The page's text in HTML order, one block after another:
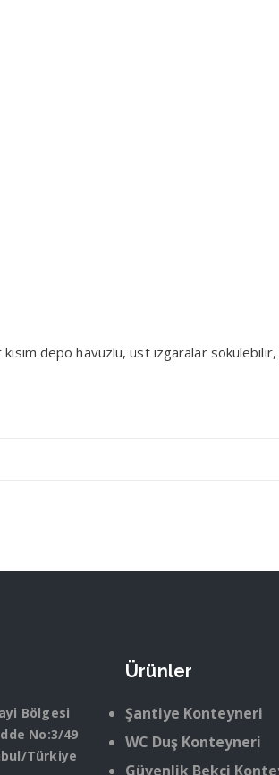
depo havuzlu, üst ızgaralar
Bölgesi
No:3/49
Türkiye
Ürünler
Şantiye Konteyneri
WC Duş Konteyneri
Güvenlik Bekçi